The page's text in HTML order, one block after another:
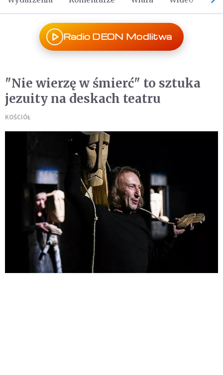
Radio DEON Modlitwa
"Nie wierzę w śmierć" to sztuka
jezuity na deskach teatru
KOŚCIÓŁ